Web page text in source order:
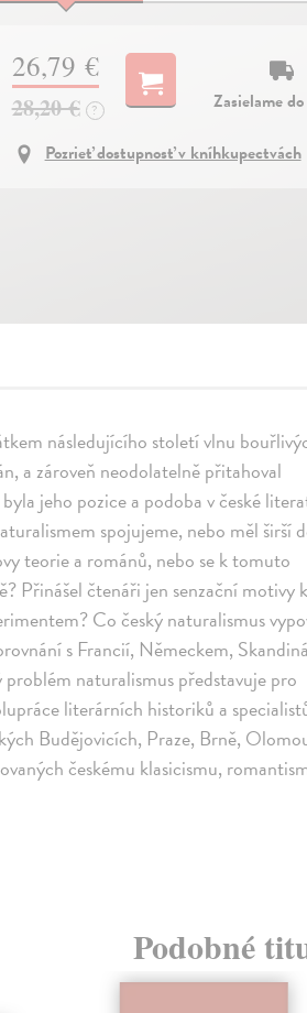
26,79 €
28,20 € ?
Zasielame
Pozrieť dostupnosť v kníhkupectvách
následujícího století vlnu
a zároveň neodolatelně přitahoval
jeho pozice a podoba v české
spojujeme, nebo měl širší
teorie a románů, nebo se k tomuto
Přinášel čtenáři jen senzační motivy
Co český naturalismus
s Francií, Německem,
naturalismus představuje pro
literárních historiků a
Budějovicích, Praze, Brně,
českému klasicismu,
Podobné